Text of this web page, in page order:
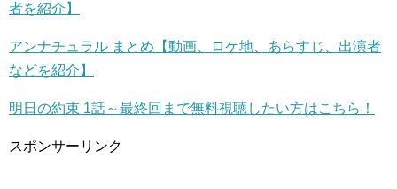
者を紹介】
アンナチュラル まとめ【動画、ロケ地、あらすじ、出演者
などを紹介】
明日の約束 1話～最終回まで無料視聴したい方はこちら！
スポンサーリンク